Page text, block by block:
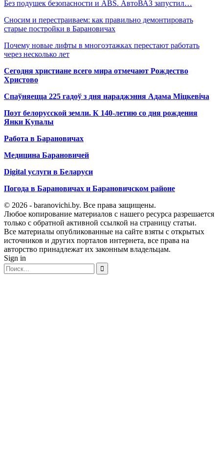
Без подушек безопасности и ABS. АвтоВАЗ запустил…
Сносим и перестраиваем: как правильно демонтировать
старые постройки в Барановичах
Почему новые лифты в многоэтажках перестают работать
через несколько лет
Сегодня христиане всего мира отмечают Рождество
Христово
Спаўняецца 225 гадоў з дня нараджэння Адама Міцкевіча
Поэт белорусской земли. К 140-летию со дня рождения
Янки Купалы
Работа в Барановичах
Медицина Барановичей
Digital услуги в Беларуси
Погода в Барановичах и Барановичском районе
© 2026 - baranovichi.by. Все права защищены.
Любое копирование материалов с нашего ресурса разрешается
только с обратной активной ссылкой на страницу статьи.
Все материалы опубликованные на сайте взяты с открытых
источников и других порталов интернета, все права на
авторство принадлежат их законным владельцам.
Sign in